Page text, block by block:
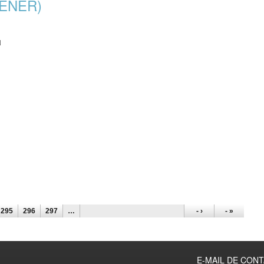
295 296 297 … - › - »
E-MAIL DE